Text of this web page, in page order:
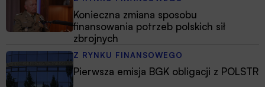
Konieczna zmiana sposobu
finansowania potrzeb polskich sił
zbrojnych
Z RYNKU FINANSOWEGO
Pierwsza emisja BGK obligacji z POLSTR